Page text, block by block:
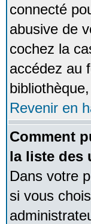
connecté
abusive de
cochez la
accédez au
Revenir en
Comment
la liste des
Dans votre
si vous